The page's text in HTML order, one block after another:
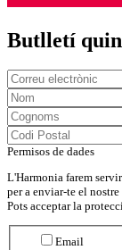
Butlletí
Permisos de dades
L'Harmonia farem
per a enviar-te el
Pots acceptar la
Email